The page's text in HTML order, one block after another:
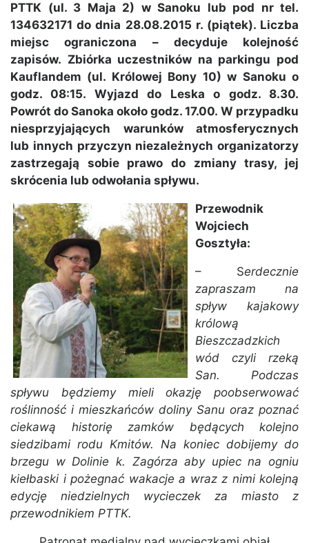
PTTK (ul. 3 Maja 2) w Sanoku lub pod nr tel.
134632171 do dnia 28.08.2015 r. (piątek). Liczba
miejsc ograniczona – decyduje kolejność
zapisów. Zbiórka uczestników na parkingu pod
Kauflandem (ul. Królowej Bony 10) w Sanoku o
godz. 08:15. Wyjazd do Leska o godz. 8.30.
Powrót do Sanoka około godz. 17.00. W przypadku
niesprzyjających warunków atmosferycznych
lub innych przyczyn niezależnych organizatorzy
zastrzegają sobie prawo do zmiany trasy, jej
skrócenia lub odwołania spływu.
Przewodnik
Wojciech
Gosztyła:
– Serdecznie
zapraszam na
spływ kajakowy
królową
Bieszczadzkich
wód czyli rzeką
San.
Podczas
spływu będziemy mieli okazję poobserwować
roślinność i mieszkańców doliny Sanu oraz poznać
ciekawą historię zamków będących kolejno
siedzibami rodu Kmitów. Na koniec dobijemy do
brzegu w Dolinie k. Zagórza aby upiec na ogniu
kiełbaski i pożegnać wakacje a wraz z nimi kolejną
edycję niedzielnych wycieczek za miasto z
przewodnikiem PTTK.